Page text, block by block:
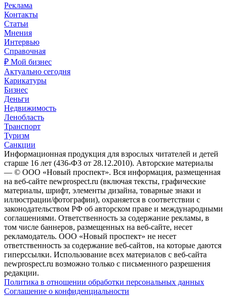
Реклама
Контакты
Статьи
Мнения
Интервью
Справочная
₽ Мой бизнес
Актуально сегодня
Карикатуры
Бизнес
Деньги
Недвижимость
Ленобласть
Транспорт
Туризм
Санкции
Информационная продукция для взрослых читателей и детей
старше 16 лет (436-ФЗ от 28.12.2010). Авторские материалы
— © ООО «Новый проспект». Вся информация, размещенная
на веб-сайте newprospect.ru (включая тексты, графические
материалы, шрифт, элементы дизайна, товарные знаки и
иллюстрации/фотографии), охраняется в соответствии с
законодательством РФ об авторском праве и международными
соглашениями. Ответственность за содержание рекламы, в
том числе баннеров, размещенных на веб-сайте, несет
рекламодатель. ООО «Новый проспект» не несет
ответственность за содержание веб-сайтов, на которые даются
гиперссылки. Использование всех материалов с веб-сайта
newprospect.ru возможно только с письменного разрешения
редакции.
Политика в отношении обработки персональных данных
Соглашение о конфиденциальности